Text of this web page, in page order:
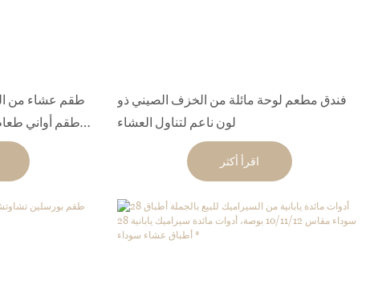
طقم عشاء من
فندق مطعم لوحة مائلة من الخزف الصيني ذو
لون ناعم لتناول العشاء
اقرأ أكثر